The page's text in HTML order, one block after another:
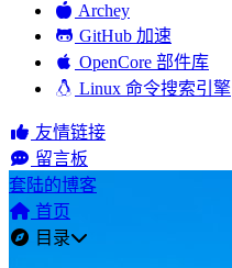
Archey
GitHub 加速
OpenCore 部件库
Linux 命令搜索引擎
友情链接
留言板
套陆的博客
首页
目录